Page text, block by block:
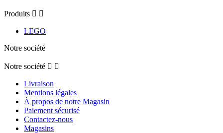
Produits  
LEGO
Notre société
Notre société  
Livraison
Mentions légales
À propos de notre Magasin
Paiement sécurisé
Contactez-nous
Magasins